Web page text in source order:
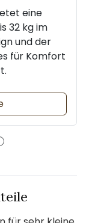
eine
32 kg im
und der
für Komfort